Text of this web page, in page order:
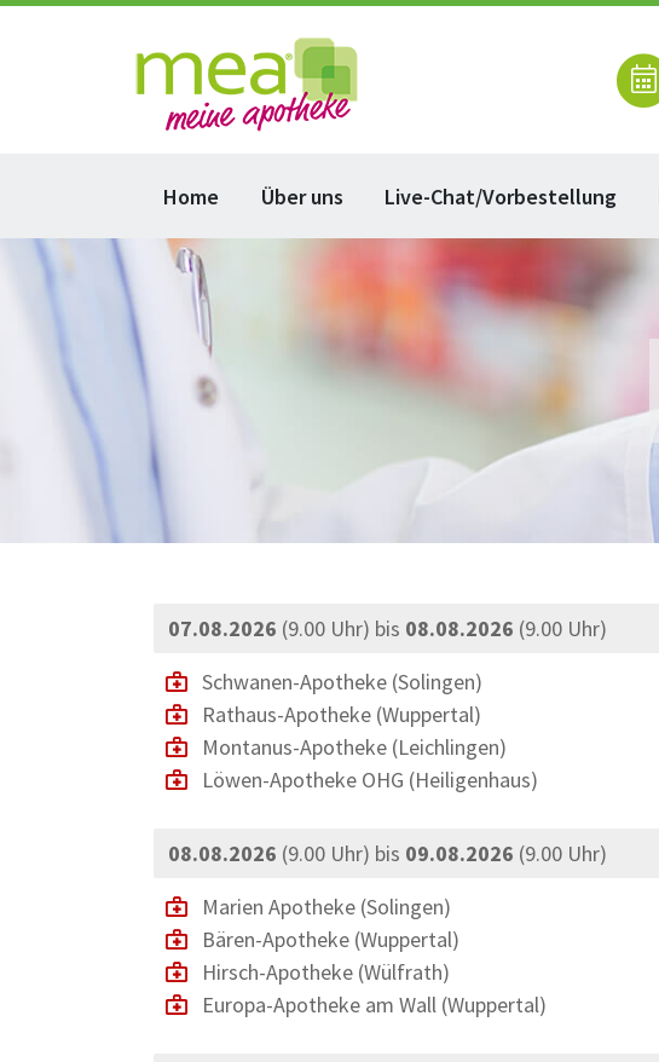
Home Über uns Live-Chat/Vorbestellung
07.08.2026 (9.00 Uhr) bis 08.08.2026 (9.00 Uhr)
Schwanen-Apotheke (Solingen)
Rathaus-Apotheke (Wuppertal)
Montanus-Apotheke (Leichlingen)
Löwen-Apotheke OHG (Heiligenhaus)
08.08.2026 (9.00 Uhr) bis 09.08.2026 (9.00 Uhr)
Marien Apotheke (Solingen)
Bären-Apotheke (Wuppertal)
Hirsch-Apotheke (Wülfrath)
Europa-Apotheke am Wall (Wuppertal)